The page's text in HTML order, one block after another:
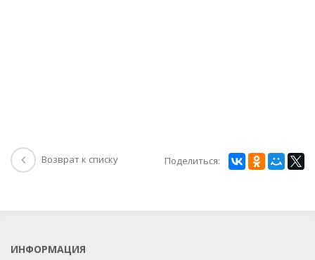
Возврат к списку Поделиться:
ИНФОРМАЦИЯ